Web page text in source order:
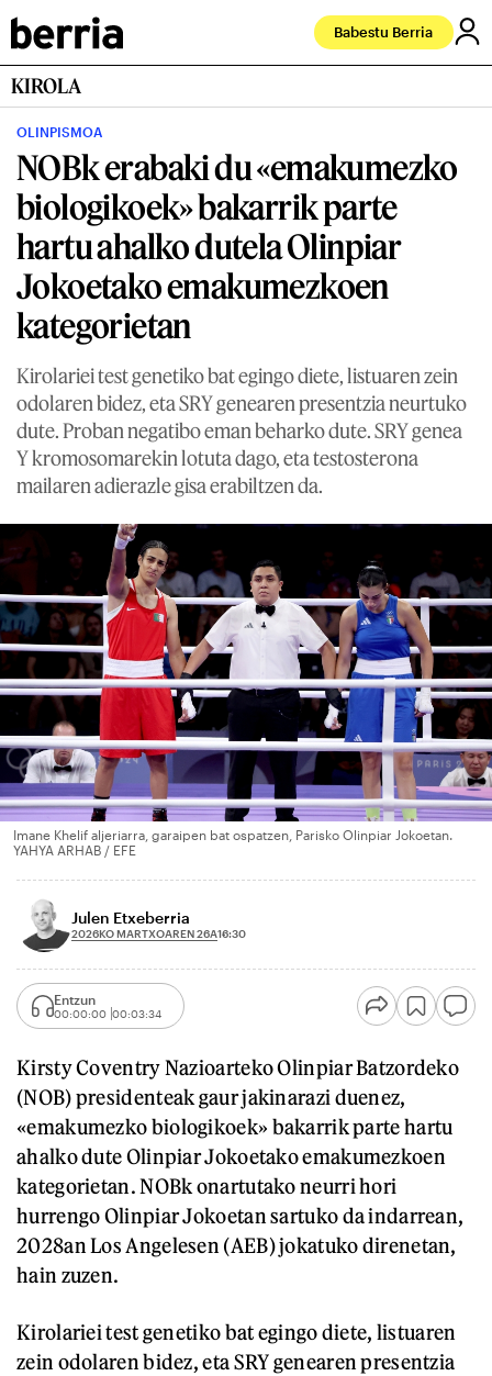
Babestu Berria
KIROLA
OLINPISMOA
NOBk erabaki du «emakumezko
biologikoek» bakarrik parte
hartu ahalko dutela Olinpiar
Jokoetako emakumezkoen
kategorietan
Kirolariei test genetiko bat egingo diete, listuaren zein
odolaren bidez, eta SRY genearen presentzia neurtuko
dute. Proban negatibo eman beharko dute. SRY genea
Y kromosomarekin lotuta dago, eta testosterona
mailaren adierazle gisa erabiltzen da.
Imane Khelif aljeriarra, garaipen bat ospatzen, Parisko Olinpiar Jokoetan.
YAHYA ARHAB / EFE
Julen Etxeberria
2026KO MARTXOAREN 26A16:30
Entzun
00:00:00 00:03:34
Kirsty Coventry Nazioarteko Olinpiar Batzordeko
(NOB) presidenteak gaur jakinarazi duenez,
«emakumezko biologikoek» bakarrik parte hartu
ahalko dute Olinpiar Jokoetako emakumezkoen
kategorietan. NOBk onartutako neurri hori
hurrengo Olinpiar Jokoetan sartuko da indarrean,
2028an Los Angelesen (AEB) jokatuko direnetan,
hain zuzen.
Kirolariei test genetiko bat egingo diete, listuaren
zein odolaren bidez, eta SRY genearen presentzia